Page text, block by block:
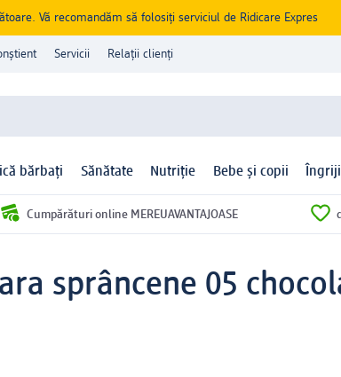
Vă recomandăm să folosiți serviciul de Ridicare Expres
Servicii Relații clienți
bărbați Sănătate Nutriție Bebe și copii
Cumpărături online MEREUAVANTAJOASE
sprâncene 05